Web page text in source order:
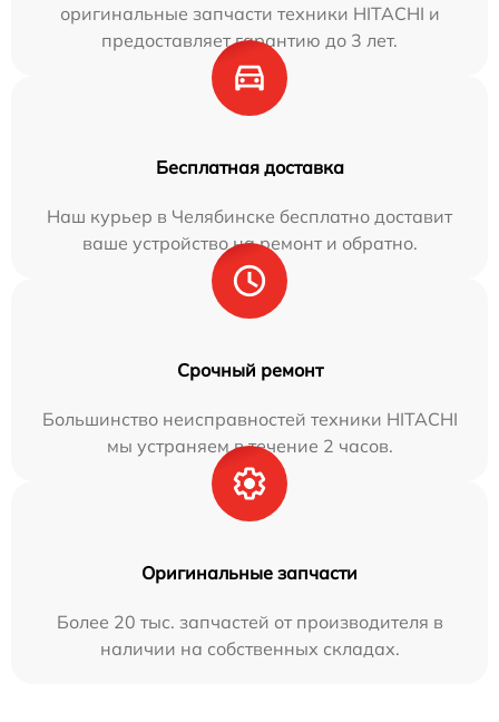
оригинальные запчасти техники HITACHI и
предоставляет гарантию до 3 лет.
Бесплатная доставка
Наш курьер в Челябинске бесплатно доставит
ваше устройство на ремонт и обратно.
Срочный ремонт
Большинство неисправностей техники HITACHI
мы устраняем в течение 2 часов.
Оригинальные запчасти
Более 20 тыс. запчастей от производителя в
наличии на собственных складах.